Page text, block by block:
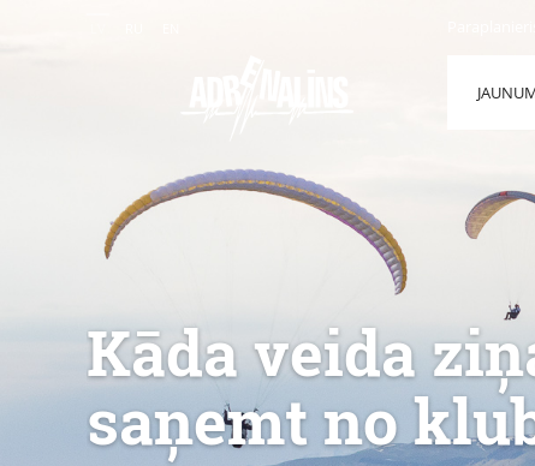
Kāda veida
saņemt no